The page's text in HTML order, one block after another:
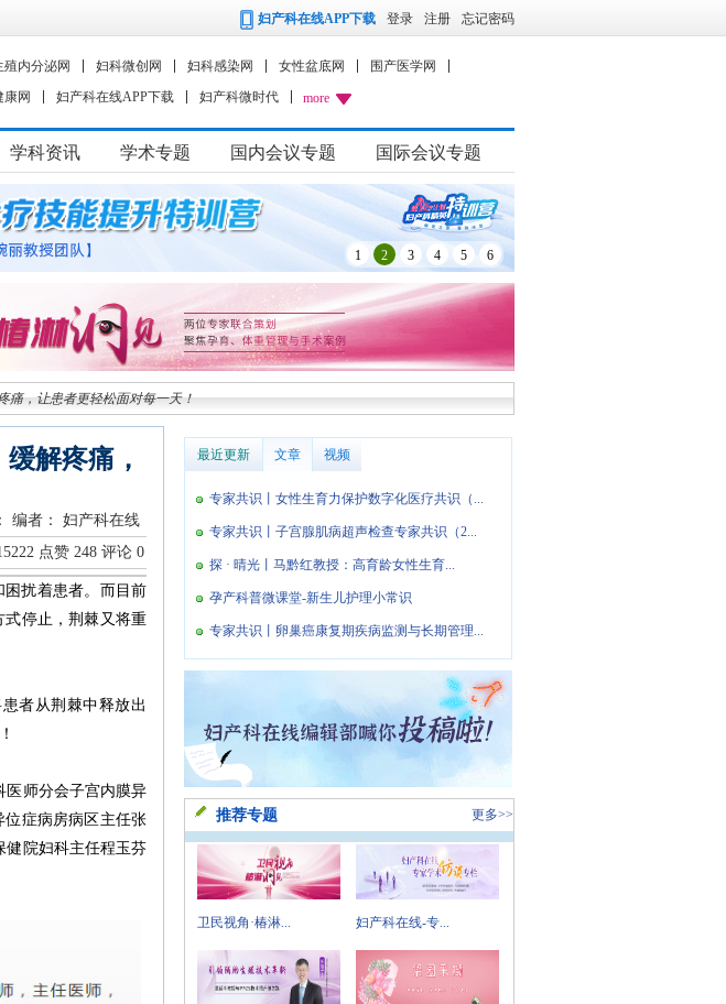
妇产科在线APP下载 登录 注册 忘记密码
殖内分泌网 妇科微创网 妇科感染网 女性盆底网
围产医学网
康网 妇产科在线APP下载 妇产科微时代 more
学科资讯 学术专题 国内会议专题 国际会议专题
1 2 3 4 5 6
痛，让患者更轻松面对每一天！
解疼痛，
编者： 妇产科在线
点赞 248 评论 0
困扰着患者。而目前
式停止，荆棘又将重
者从荆棘中释放出
医师分会子宫内膜异
位症病房病区主任张
健院妇科主任程玉芬
最近更新 文章 视频
专家共识丨女性生育力保护数字化医疗共识（...
专家共识丨子宫腺肌病超声检查专家共识（2...
探 · 晴光丨马黔红教授：高育龄女性生育...
孕产科普微课堂-新生儿护理小常识
专家共识丨卵巢癌康复期疾病监测与长期管理...
推荐专题 更多>>
卫民视角·椿淋... 妇产科在线-专...